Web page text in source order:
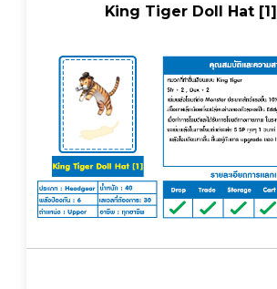
King Tiger Doll Hat [1]